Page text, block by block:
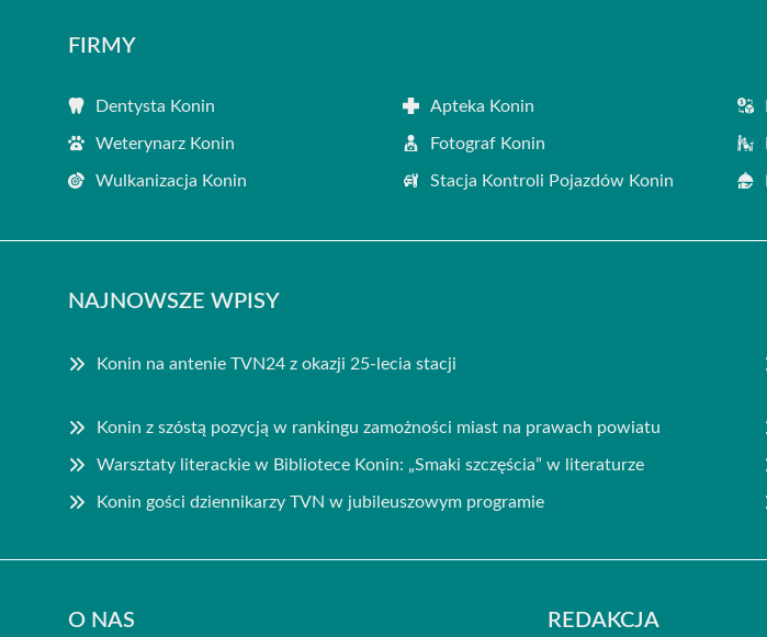
FIRMY
Dentysta Konin Apteka Konin
Weterynarz Konin Fotograf Konin
Wulkanizacja Konin Stacja Kontroli Pojazdów Konin
NAJNOWSZE WPISY
Konin na antenie TVN24 z okazji 25-lecia stacji
Konin z szóstą pozycją w rankingu zamożności miast na prawach powiatu
Warsztaty literackie w Bibliotece Konin: „Smaki szczęścia” w literaturze
Konin gości dziennikarzy TVN w jubileuszowym programie
O NAS REDAKCJA